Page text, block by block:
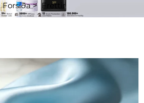
Forsíða> Fréttir